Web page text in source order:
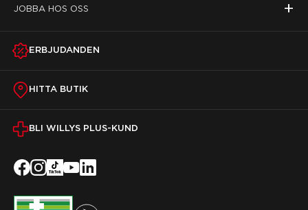
JOBBA HOS OSS +
ERBJUDANDEN
HITTA BUTIK
BLI WILLYS PLUS-KUND